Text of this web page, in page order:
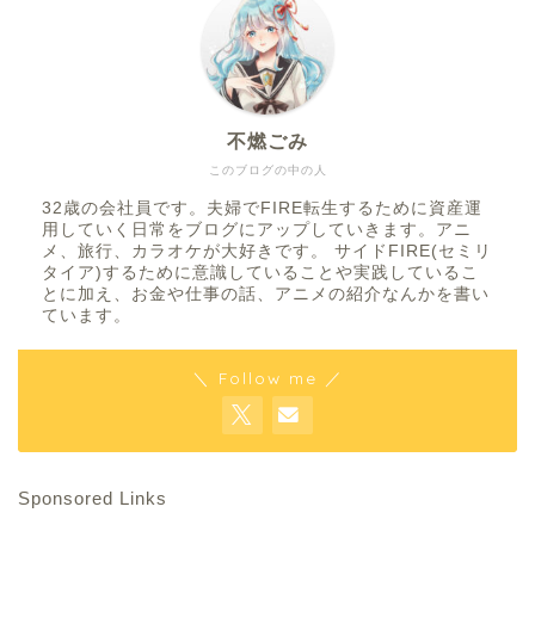
このブログの中の人
不燃ごみ
32歳の会社員です。夫婦でFIRE転生するために資産運
用していく日常をブログにアップしていきます。アニ
メ、旅行、カラオケが大好きです。 サイドFIRE(セミリ
タイア)するために意識していることや実践しているこ
とに加え、お金や仕事の話、アニメの紹介なんかを書い
ています。
＼ Follow me ／
Sponsored Links